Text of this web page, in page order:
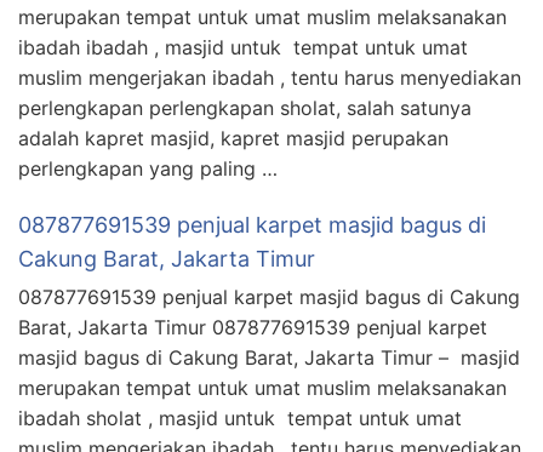
merupakan tempat untuk umat muslim melaksanakan
ibadah ibadah , masjid untuk tempat untuk umat
muslim mengerjakan ibadah , tentu harus menyediakan
perlengkapan perlengkapan sholat, salah satunya
adalah kapret masjid, kapret masjid perupakan
perlengkapan yang paling …
087877691539 penjual karpet masjid bagus di
Cakung Barat, Jakarta Timur
087877691539 penjual karpet masjid bagus di Cakung
Barat, Jakarta Timur 087877691539 penjual karpet
masjid bagus di Cakung Barat, Jakarta Timur – masjid
merupakan tempat untuk umat muslim melaksanakan
ibadah sholat , masjid untuk tempat untuk umat